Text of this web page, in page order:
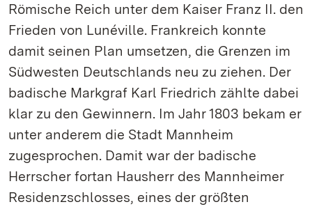
Römische Reich unter dem Kaiser Franz II. den
Frieden von Lunéville. Frankreich konnte
damit seinen Plan umsetzen, die Grenzen im
Südwesten Deutschlands neu zu ziehen. Der
badische Markgraf Karl Friedrich zählte dabei
klar zu den Gewinnern. Im Jahr 1803 bekam er
unter anderem die Stadt Mannheim
zugesprochen. Damit war der badische
Herrscher fortan Hausherr des Mannheimer
Residenzschlosses, eines der größten